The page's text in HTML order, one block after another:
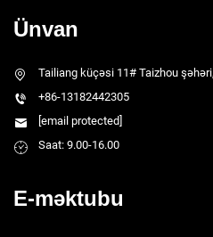
Ünvan
Tailiang küçəsi 11# Taizhou
+86-13182442305
[email protected]
Saat: 9.00-16.00
E-məktubu